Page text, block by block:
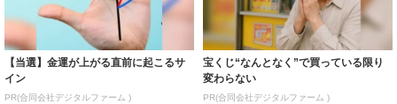
【当選】金運が上がる直前に起こるサ
イン
PR(合同会社デジタルファーム )
宝くじ“なんとなく”で買っている限り
変わらない
PR(合同会社デジタルファーム )